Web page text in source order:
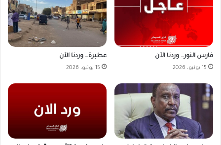
فارس النور… وردنا الآن
15 يونيو، 2026
عطبرة… وردنا الآن
15 يونيو، 2026